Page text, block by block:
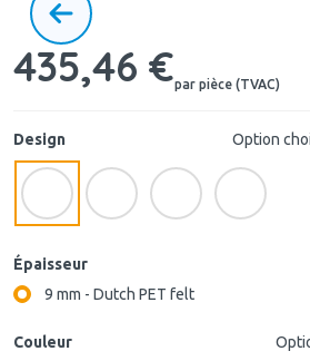
435,46 €par pièce (TVAC)
Design Option
Épaisseur
9 mm - Dutch PET felt
Couleur